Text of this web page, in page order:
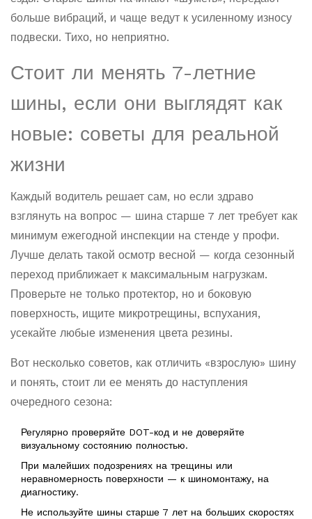
больше вибраций, и чаще ведут к усиленному износу
подвески. Тихо, но неприятно.
Стоит ли менять 7-летние
шины, если они выглядят как
новые: советы для реальной
жизни
Каждый водитель решает сам, но если здраво
взглянуть на вопрос — шина старше 7 лет требует как
минимум ежегодной инспекции на стенде у профи.
Лучше делать такой осмотр весной — когда сезонный
переход приближает к максимальным нагрузкам.
Проверьте не только протектор, но и боковую
поверхность, ищите микротрещины, вспухания,
усекайте любые изменения цвета резины.
Вот несколько советов, как отличить «взрослую» шину
и понять, стоит ли ее менять до наступления
очередного сезона:
Регулярно проверяйте DOT-код и не доверяйте
визуальному состоянию полностью.
При малейших подозрениях на трещины или
неравномерность поверхности — к шиномонтажу, на
диагностику.
Не используйте шины старше 7 лет на больших скоростях